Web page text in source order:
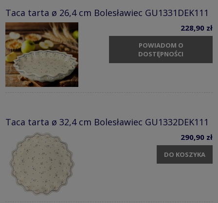
Taca tarta ø 26,4 cm Bolesławiec GU1331DEK111
228,90 zł
POWIADOM O
DOSTĘPNOŚCI
Taca tarta ø 32,4 cm Bolesławiec GU1332DEK111
290,90 zł
DO KOSZYKA